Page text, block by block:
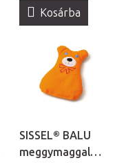
Kosárba
SISSEL® BALU
meggymaggal